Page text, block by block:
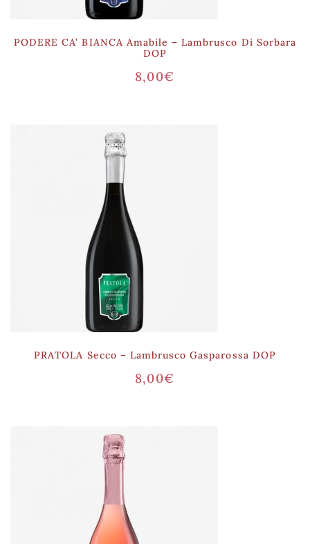
PODERE CA’ BIANCA Amabile – Lambrusco Di Sorbara
DOP
8,00€
PRATOLA Secco – Lambrusco Gasparossa DOP
8,00€